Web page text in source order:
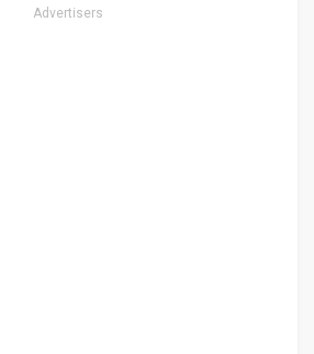
Advertisers